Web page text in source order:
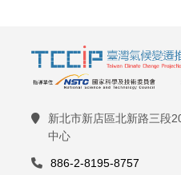
新北市新店區北新路三段
中心
886-2-8195-8757